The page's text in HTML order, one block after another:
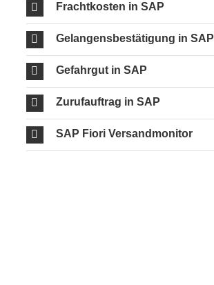
Frachtkosten in SAP
Gelangensbestätigung in SAP
Gefahrgut in SAP
Zurufauftrag in SAP
SAP Fiori Versandmonitor